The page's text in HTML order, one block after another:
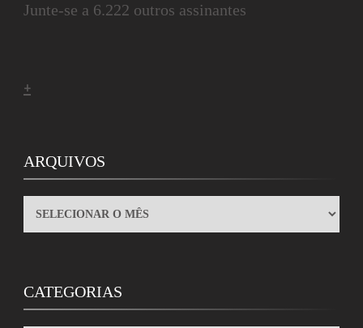
Junte-se a 6.222 outros assinantes
+
ARQUIVOS
ARQUIVOS
CATEGORIAS